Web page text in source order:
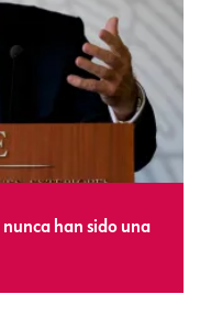
han sido una